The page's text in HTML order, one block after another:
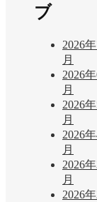
ブ
2026
月
2026
月
2026
月
2026
月
2026
月
2026